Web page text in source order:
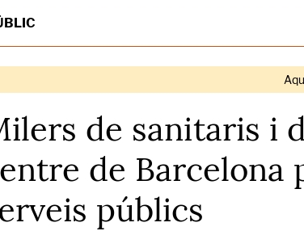
de sanitaris i
de Barcelona
públics